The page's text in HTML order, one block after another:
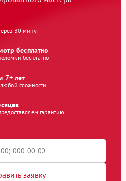
30 минут
бесплатно
бесплатно
7+ лет
сложности
гарантию
заявку